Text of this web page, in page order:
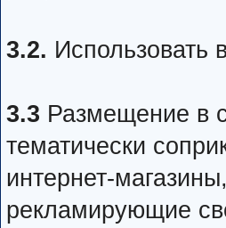
3.2. Использовать
3.3 Размещение в
тематически
интернет-
рекламирующие